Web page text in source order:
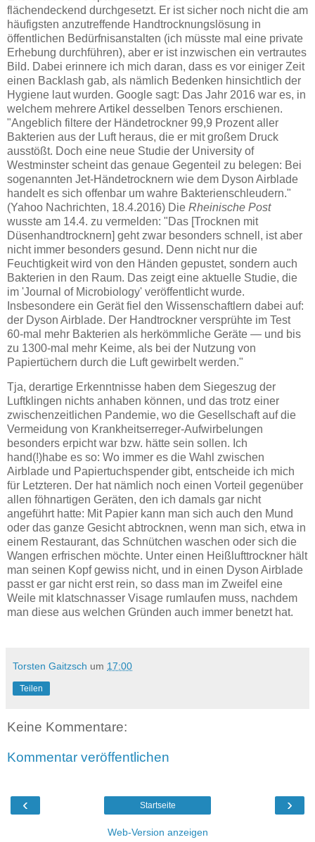
flächendeckend durchgesetzt. Er ist sicher noch nicht die am
häufigsten anzutreffende Handtrocknungslösung in
öffentlichen Bedürfnisanstalten (ich müsste mal eine private
Erhebung durchführen), aber er ist inzwischen ein vertrautes
Bild. Dabei erinnere ich mich daran, dass es vor einiger Zeit
einen Backlash gab, als nämlich Bedenken hinsichtlich der
Hygiene laut wurden. Google sagt: Das Jahr 2016 war es, in
welchem mehrere Artikel desselben Tenors erschienen.
"Angeblich filtere der Händetrockner 99,9 Prozent aller
Bakterien aus der Luft heraus, die er mit großem Druck
ausstößt. Doch eine neue Studie der University of
Westminster scheint das genaue Gegenteil zu belegen: Bei
sogenannten Jet-Händetrocknern wie dem Dyson Airblade
handelt es sich offenbar um wahre Bakterienschleudern."
(Yahoo Nachrichten, 18.4.2016) Die Rheinische Post
wusste am 14.4. zu vermelden: "Das [Trocknen mit
Düsenhandtrocknern] geht zwar besonders schnell, ist aber
nicht immer besonders gesund. Denn nicht nur die
Feuchtigkeit wird von den Händen gepustet, sondern auch
Bakterien in den Raum. Das zeigt eine aktuelle Studie, die
im 'Journal of Microbiology' veröffentlicht wurde.
Insbesondere ein Gerät fiel den Wissenschaftlern dabei auf:
der Dyson Airblade. Der Handtrockner versprühte im Test
60-mal mehr Bakterien als herkömmliche Geräte — und bis
zu 1300-mal mehr Keime, als bei der Nutzung von
Papiertüchern durch die Luft gewirbelt werden."
Tja, derartige Erkenntnisse haben dem Siegeszug der
Luftklingen nichts anhaben können, und das trotz einer
zwischenzeitlichen Pandemie, wo die Gesellschaft auf die
Vermeidung von Krankheitserreger-Aufwirbelungen
besonders erpicht war bzw. hätte sein sollen. Ich
hand(!)habe es so: Wo immer es die Wahl zwischen
Airblade und Papiertuchspender gibt, entscheide ich mich
für Letzteren. Der hat nämlich noch einen Vorteil gegenüber
allen föhnartigen Geräten, den ich damals gar nicht
angeführt hatte: Mit Papier kann man sich auch den Mund
oder das ganze Gesicht abtrocknen, wenn man sich, etwa in
einem Restaurant, das Schnütchen waschen oder sich die
Wangen erfrischen möchte. Unter einen Heißlufttrockner hält
man seinen Kopf gewiss nicht, und in einen Dyson Airblade
passt er gar nicht erst rein, so dass man im Zweifel eine
Weile mit klatschnasser Visage rumlaufen muss, nachdem
man diese aus welchen Gründen auch immer benetzt hat.
Torsten Gaitzsch um 17:00
Teilen
Keine Kommentare:
Kommentar veröffentlichen
‹ ›
Startseite
Web-Version anzeigen